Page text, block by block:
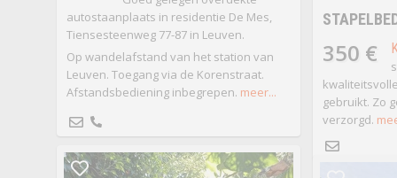
autostaanplaats in residentie De Mes,
Tiensesteenweg 77-87 in Leuven.
Op wandelafstand van het station van
Leuven. Toegang via de Korenstraat.
Afstandsbediening inbegrepen. meer...
350 €
gebruikt. Zo
verzorgd.